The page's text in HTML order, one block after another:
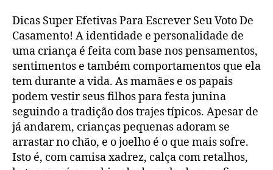
Dicas Super Efetivas Para Escrever Seu Voto De
Casamento! A identidade e personalidade de
uma criança é feita com base nos pensamentos,
sentimentos e também comportamentos que ela
tem durante a vida. As mamães e os papais
podem vestir seus filhos para festa junina
seguindo a tradição dos trajes típicos. Apesar de
já andarem, crianças pequenas adoram se
arrastar no chão, e o joelho é o que mais sofre.
Isto é, com camisa xadrez, calça com retalhos,